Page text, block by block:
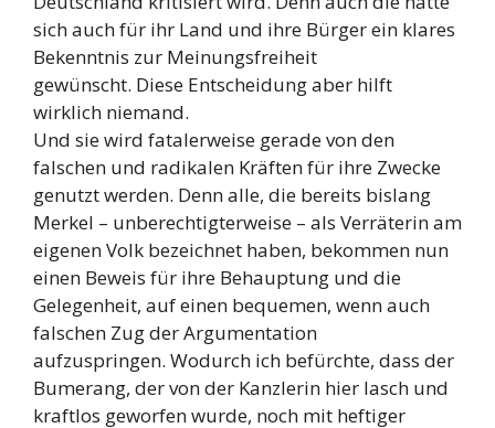
sich auch für ihr Land und ihre Bürger ein klares
Bekenntnis zur Meinungsfreiheit
gewünscht. Diese Entscheidung aber hilft
wirklich niemand.
Und sie wird fatalerweise gerade von den
falschen und radikalen Kräften für ihre Zwecke
genutzt werden. Denn alle, die bereits bislang
Merkel – unberechtigterweise – als Verräterin am
eigenen Volk bezeichnet haben, bekommen nun
einen Beweis für ihre Behauptung und die
Gelegenheit, auf einen bequemen, wenn auch
falschen Zug der Argumentation
aufzuspringen. Wodurch ich befürchte, dass der
Bumerang, der von der Kanzlerin hier lasch und
kraftlos geworfen wurde, noch mit heftiger